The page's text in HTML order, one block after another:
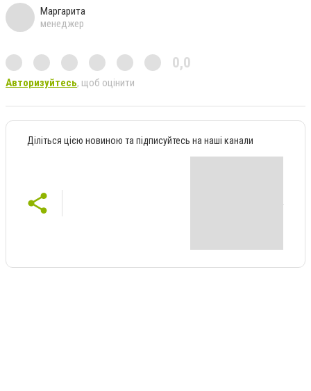
Маргарита
менеджер
0,0
Авторизуйтесь, щоб оцінити
Діліться цією новиною та підписуйтесь на наші канали